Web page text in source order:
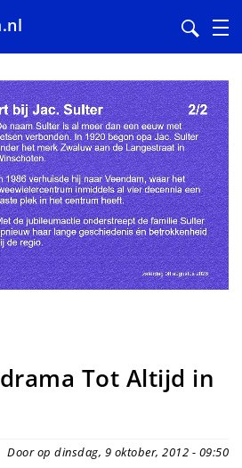
Tot Altijd in
Door op dinsdag, 9 oktober, 2012 - 09:50